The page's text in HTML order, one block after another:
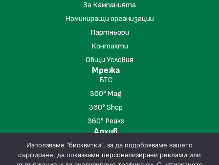
За Кампанията
Номиниращи организации
Партньори
Контакти
Общи Условия
Мрежа
БТС
360° Mag
360° Shop
360° Peaks
Архив
"Хижа на Годината" 2023
"Хижа на Годината" 2024
Използваме "бисквитки", за да подобряваме вашето
сърфиране, да показваме персонализирани реклами или